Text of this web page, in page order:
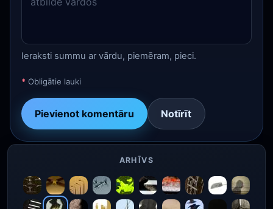
Ieraksti summu ar vārdu, piemēram, pieci.
* Obligātie lauki
Pievienot komentāru Notīrīt
ARHĪVS